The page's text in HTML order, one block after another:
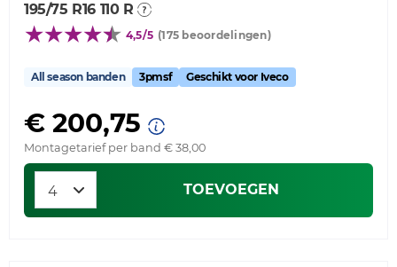
195/75 R16 110 R
4,5/5 (175 beoordelingen)
All season banden 3pmsf Geschikt voor Iveco
€ 200,75
Montagetarief per band € 38,00
TOEVOEGEN